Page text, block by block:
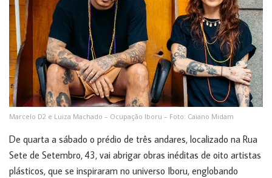
Marcelo D2 e Luiza Machado – Ocupação Iboru – Foto: Caiano Midam
De quarta a sábado o prédio de três andares, localizado na Rua
Sete de Setembro, 43, vai abrigar obras inéditas de oito artistas
plásticos, que se inspiraram no universo Iboru, englobando